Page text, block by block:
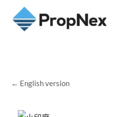
← English version